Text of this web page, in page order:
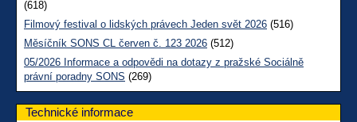
(618)
Filmový festival o lidských právech Jeden svět 2026 (516)
Měsíčník SONS CL červen č. 123 2026 (512)
05/2026 Informace a odpovědi na dotazy z pražské Sociálně
právní poradny SONS (269)
Technické informace